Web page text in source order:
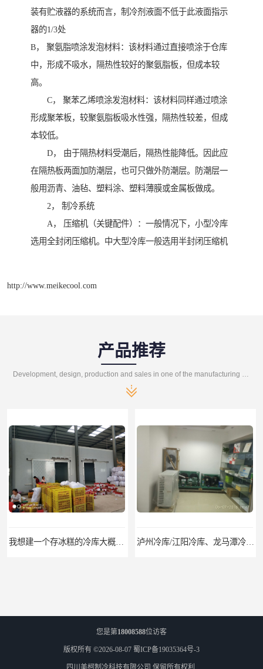
装有贮液器的系统而言，制冷剂液面不低于此液面指示
器的1/3处
B， 聚氨脂喷涂发泡材料：该材料通过直接喷涂于仓库
中，形成不吸水，隔热性较好的聚氨脂板，但成本较
高。
C， 聚苯乙烯喷涂发泡材料：该材料同样通过喷涂
形成聚苯板，较聚氨脂板吸水性强，隔热性较差，但成
本较低。
D， 由于隔热材料受潮后，隔热性能降低。因此应
在隔热板两面加防潮层，也可只做外防潮层。防潮层一
般用沥青、油毡、塑料涂、塑料薄膜或金属板做成。
2， 制冷系统
A， 压缩机（关键配件）：一般情况下，小型冷库
选用全封闭压缩机。中大型冷库一般选用半封闭压缩机
http://www.meikecool.com
产品推荐
您是第18008588位访客
版权所有 ©2026-08-07 蜀ICP备19035364号-3
四川美柯制冷科技有限公司 保留所有权利.